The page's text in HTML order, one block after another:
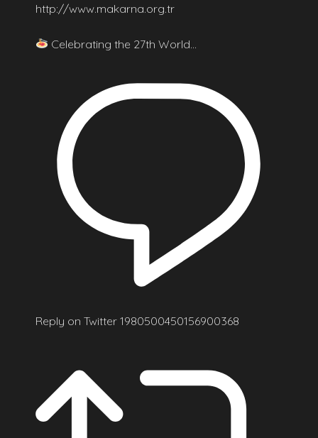
http://www.makarna.org.tr
Celebrating the 27th World…
Reply on Twitter 1980500450156900368